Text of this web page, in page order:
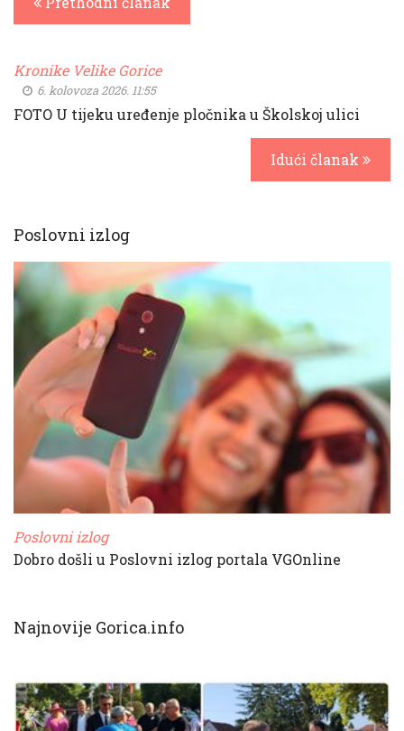
Kronike Velike Gorice
6. kolovoza 2026. 11:55
FOTO U tijeku uređenje pločnika u Školskoj ulici
Idući članak
Poslovni izlog
Poslovni izlog
Dobro došli u Poslovni izlog portala VGOnline
Najnovije Gorica.info